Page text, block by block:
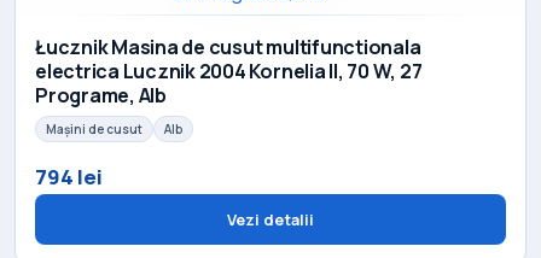
Łucznik Masina de cusut multifunctionala
electrica Lucznik 2004 Kornelia II, 70 W, 27
Programe, Alb
Mașini de cusut Alb
794 lei
Vezi detalii